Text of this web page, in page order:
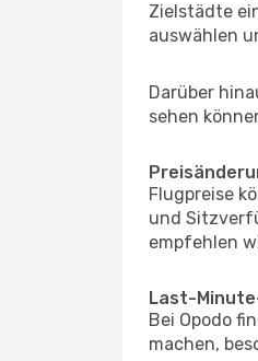
Zielstädte
auswählen
Darüber
sehen
Flugpreise
und
empfehlen
Last-
Bei Opodo
machen,